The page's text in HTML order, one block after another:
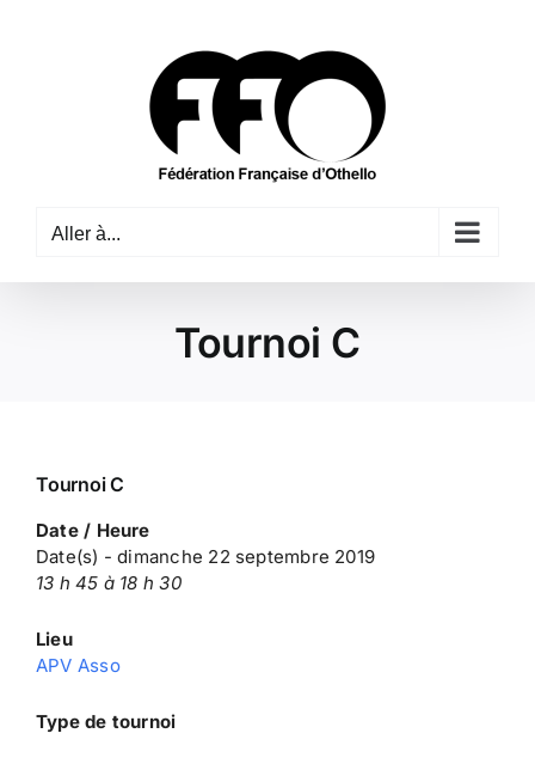
Aller à...
Tournoi C
Tournoi C
Date / Heure
Date(s) - dimanche 22 septembre 2019
13 h 45 à 18 h 30
Lieu
APV Asso
Type de tournoi